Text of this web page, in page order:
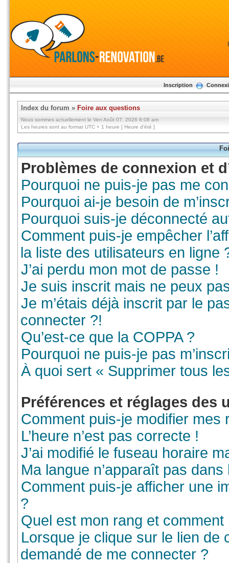
Inscription
Index du forum » Foire aux questions
Nous sommes actuellement le Ven Août 07, 2026 8:08 am
Les heures sont au format UTC + 1 heure [ Heure d’été ]
Problèmes de connexion et
Pourquoi ne puis-je pas me
Pourquoi ai-je besoin de
Pourquoi suis-je déconnecté
Comment puis-je empêcher
la liste des utilisateurs en ligne
J’ai perdu mon mot de passe !
Je suis inscrit mais ne peux
Je m’étais déjà inscrit par le
connecter ?!
Qu’est-ce que la COPPA ?
Pourquoi ne puis-je pas
À quoi sert « Supprimer tous
Préférences et réglages des
Comment puis-je modifier mes
L’heure n’est pas correcte !
J’ai modifié le fuseau horaire
Ma langue n’apparaît pas dans
Comment puis-je afficher une
?
Quel est mon rang et
Lorsque je clique sur le lien de
demandé de me connecter ?